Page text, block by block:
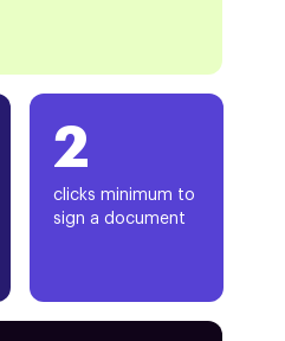
2
clicks minimum to
sign a document